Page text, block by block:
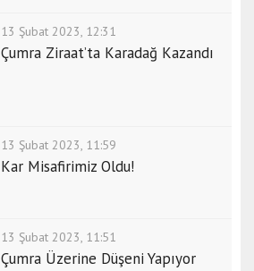
13 Şubat 2023, 12:31
Çumra Ziraat’ta Karadağ Kazandı
13 Şubat 2023, 11:59
Kar Misafirimiz Oldu!
13 Şubat 2023, 11:51
Çumra Üzerine Düşeni Yapıyor